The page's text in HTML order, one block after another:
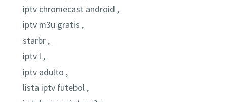
iptv chromecast android ,
iptv m3u gratis ,
starbr ,
iptv l ,
iptv adulto ,
lista iptv futebol ,